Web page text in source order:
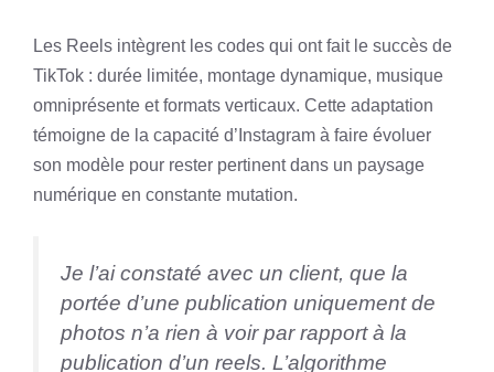
Les Reels intègrent les codes qui ont fait le succès de
TikTok : durée limitée, montage dynamique, musique
omniprésente et formats verticaux. Cette adaptation
témoigne de la capacité d’Instagram à faire évoluer
son modèle pour rester pertinent dans un paysage
numérique en constante mutation.
Je l’ai constaté avec un client, que la
portée d’une publication uniquement de
photos n’a rien à voir par rapport à la
publication d’un reels. L’algorithme